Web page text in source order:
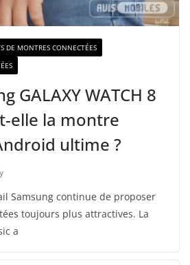
DE MONTRES CONNECTÉES
GALAXY WATCH 8
elle la montre
ultime ?
Samsung continue de proposer
toujours plus attractives. La
a